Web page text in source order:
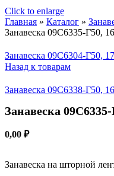
Click to enlarge
Главная » Каталог »
Занавеска 09С6335-Г50,
Занавеска 09С6304-Г50,
Назад к товарам
Занавеска 09С6338-Г50,
Занавеска
0,00 ₽
Занавеска на шторной